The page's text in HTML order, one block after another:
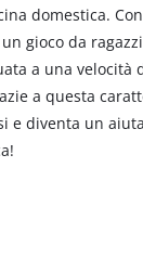
domestica.
gioco da
a una velocità
a questa
e diventa un